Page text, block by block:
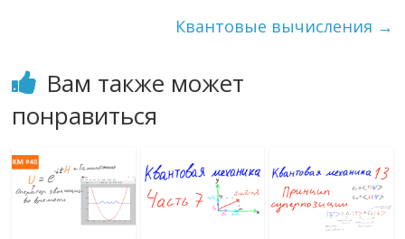
ni т
Квантовые вычисления →
Вам также может
понравиться